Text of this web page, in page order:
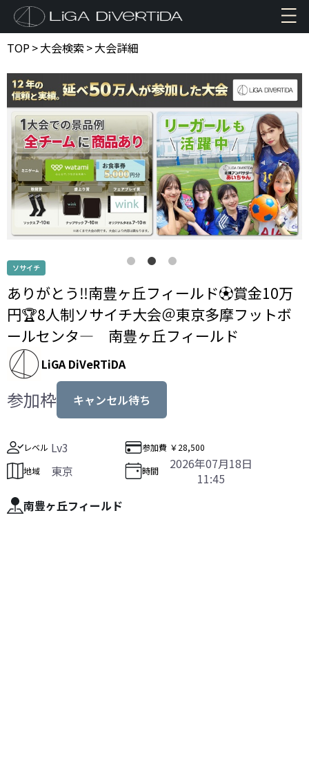
TOP>大会検索 >大会詳細
南豊ヶ丘フィールド
ソサイチ
ありがとう‼️南豊ヶ丘フィールド⚽️賞金10万
円🏆️8人制ソサイチ大会＠東京多摩フットボ
ールセンタ― 南豊ヶ丘フィールド
LiGA DiVeRTiDA
参加枠 キャンセル待ち
レベル Lv3 参加費 ￥28,500
地域
東京 時間
2026年07月18日
11:45